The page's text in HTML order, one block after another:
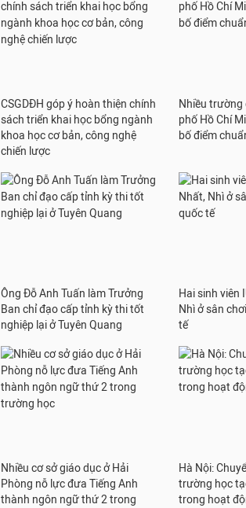
CSGDĐH góp ý hoàn thiện chính
sách triển khai học bổng ngành
khoa học cơ bản, công nghệ
chiến lược
Nhiều trường
phố Hồ Chí
bố điểm
Ông Đỗ Anh Tuấn làm Trưởng
Ban chỉ đạo cấp tỉnh kỳ thi tốt
nghiệp lại ở Tuyên Quang
Hai sinh viên
Nhì ở sân
tế
Nhiều cơ sở giáo dục ở Hải
Phòng nỗ lực đưa Tiếng Anh
thành ngôn ngữ thứ 2 trong
Hà Nội:
trường học
trong hoạt